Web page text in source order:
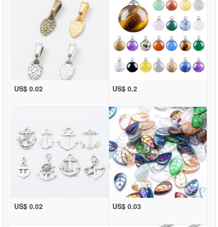
US$ 0.02 US$ 0.2
US$ 0.02 US$ 0.03